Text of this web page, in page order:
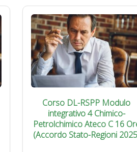
Corso DL-RSPP Modulo
integrativo 4 Chimico-
Petrolchimico Ateco C 16
(Accordo Stato-Regioni